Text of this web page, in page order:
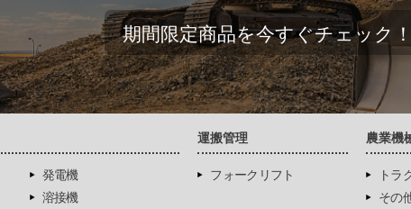
期間限定商品を今すぐチェック！
発電機
溶接機
運搬管理
フォークリフト
農業機
トラ
その